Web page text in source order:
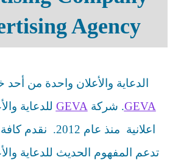
Agency
الدعاية والأعلان واحدة من
GEVA. شركة GEVA للدعاية
اعلانية منذ عام
تدعم المفهوم الحديث للدعاية